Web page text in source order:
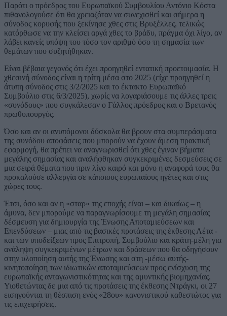
Παρότι ο πρόεδρος του Ευρωπαϊκού Συμβουλίου Αντόνιο Κόστα
πιθανολογούσε ότι θα χρειαζόταν να συνεχισθεί και σήμερα η
σύνοδος κορυφής που ξεκίνησε χθες στις Βρυξέλλες, τελικώς
κατόρθωσε να την κλείσει αργά χθες το βράδυ, πράγμα όχι λίγο, αν
λάβει κανείς υπόψη του τόσο τον αριθμό όσο τη σημασία των
θεμάτων που συζητήθηκαν.
Είναι βέβαια γεγονός ότι έχει προηγηθεί εντατική προετοιμασία. Η
χθεσινή σύνοδος είναι η τρίτη μέσα στο 2025 (είχε προηγηθεί η
άτυπη σύνοδος στις 3/2/2025 και το έκτακτο Ευρωπαϊκό
Συμβούλιο στις 6/3/2025), χωρίς να λογαριάσουμε τις άλλες τρεις
«συνόδους» που συγκάλεσαν ο Γάλλος πρόεδρος και ο Βρετανός
πρωθυπουργός.
Όσο και αν οι ανυπόμονοι δύσκολα θα βρουν στα συμπεράσματα
της συνόδου αποφάσεις που μπορούν να έχουν άμεση πρακτική
εφαρμογή, θα πρέπει να αναγνωρισθεί ότι χθες έγιναν βήματα
μεγάλης σημασίας και αναλήφθηκαν συγκεκριμένες δεσμεύσεις σε
μια σειρά θέματα που πριν λίγο καιρό και μόνο η αναφορά τους θα
προκαλούσε αλλεργία σε κάποιους ευρωπαίους ηγέτες και στις
χώρες τους.
Έτσι, όσο και αν η «σταρ» της εποχής είναι – και δικαίως – η
άμυνα, δεν μπορούμε να παραγνωρίσουμε τη μεγάλη σημασίας
δέσμευση για δημιουργία της Ένωσης Αποταμιεύσεων και
Επενδύσεων – μιας από τις βασικές προτάσεις της έκθεσης Λέτα -
και των υποδείξεων προς Επιτροπή, Συμβούλιο και κράτη-μέλη για
ανάληψη συγκεκριμένων μέτρων και δράσεων που θα οδηγήσουν
στην υλοποίηση αυτής της Ένωσης και στη -μέσω αυτής-
κινητοποίηση των ιδιωτικών αποταμιεύσεων προς ενίσχυση της
ευρωπαϊκής ανταγωνιστικότητας και της αμυντικής βιομηχανίας.
Υιοθετώντας δε μια από τις προτάσεις της έκθεσης Ντράγκι, οι 27
εισηγούνται τη θέσπιση ενός «28ου» κανονιστικού καθεστώτος για
τις επιχειρήσεις.